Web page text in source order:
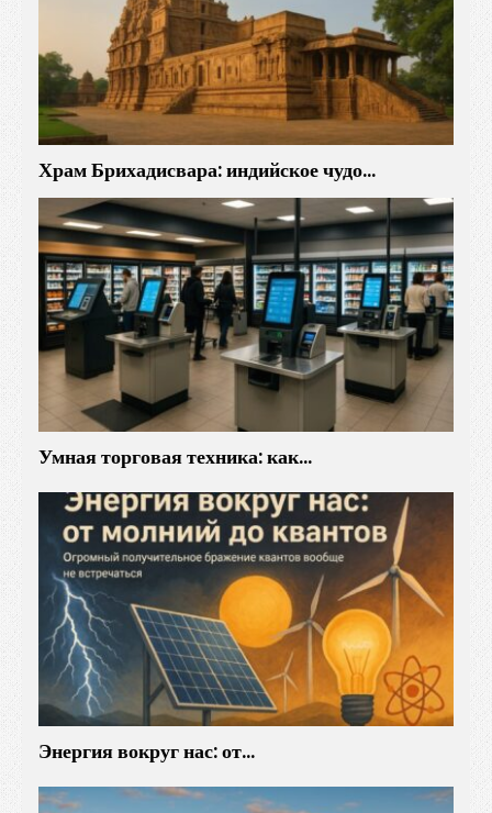
Храм Брихадисвара: индийское чудо…
Умная торговая техника: как…
Энергия вокруг нас: от…